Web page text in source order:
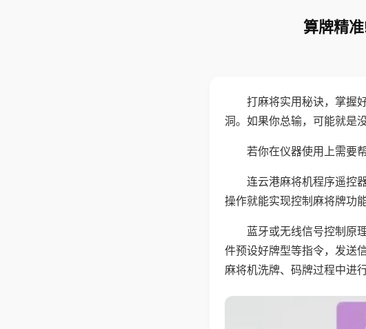
算牌精
打麻将实用秘诀，掌握
洞。如果你总输，可能就是
若你在仪器使用上需要
连云港麻将机程序遥控
操作就能实现控制麻将牌功
蓝牙或无线信号控制原
件预设好牌型等指令，发送
麻将机洗牌、码牌过程中进